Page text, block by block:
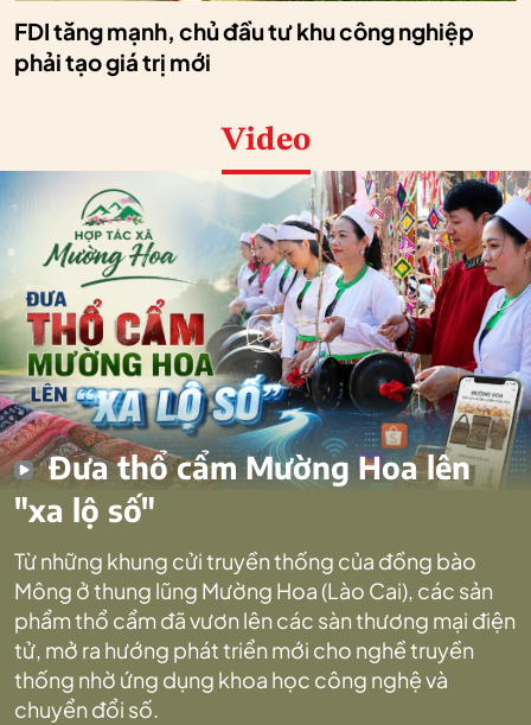
FDI tăng mạnh, chủ đầu tư khu công nghiệp
phải tạo giá trị mới
Video
Đưa thổ cẩm Mường Hoa lên
"xa lộ số"
Từ những khung cửi truyền thống của đồng bào
Mông ở thung lũng Mường Hoa (Lào Cai), các sản
phẩm thổ cẩm đã vươn lên các sàn thương mại điện
tử, mở ra hướng phát triển mới cho nghề truyền
thống nhờ ứng dụng khoa học công nghệ và
chuyển đổi số.